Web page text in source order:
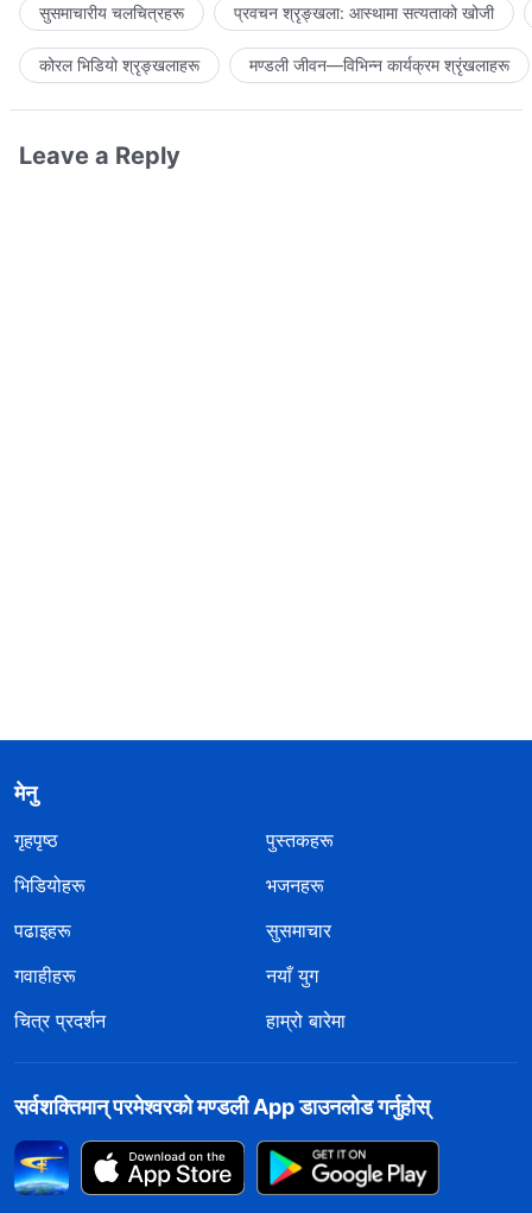
सुसमाचारीय चलचित्रहरू प्रवचन श्रृङ्खला: आस्थामा सत्यताको खोजी
कोरल भिडियो श्रृङ्खलाहरू मण्डली जीवन—विभिन्‍न कार्यक्रम श्रृंखलाहरू
Leave a Reply
मेनु
गृहपृष्ठ
पुस्तकहरू
भिडियोहरू
भजनहरू
पढाइहरू
सुसमाचार
गवाहीहरू
नयाँ युग
चित्र प्रदर्शन
हाम्रो बारेमा
सर्वशक्तिमान्‌ परमेश्‍वरको मण्डली App डाउनलोड गर्नुहोस्